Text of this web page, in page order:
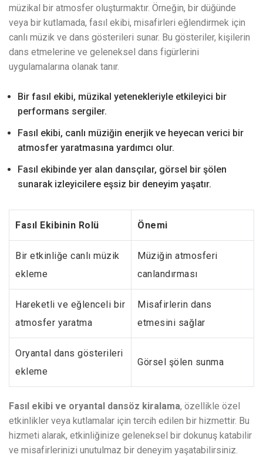
müzikal bir atmosfer oluşturmaktır. Örneğin, bir düğünde
veya bir kutlamada, fasıl ekibi, misafirleri eğlendirmek için
canlı müzik ve dans gösterileri sunar. Bu gösteriler, kişilerin
dans etmelerine ve geleneksel dans figürlerini
uygulamalarına olanak tanır.
Bir fasıl ekibi, müzikal yetenekleriyle etkileyici bir
performans sergiler.
Fasıl ekibi, canlı müziğin enerjik ve heyecan verici bir
atmosfer yaratmasına yardımcı olur.
Fasıl ekibinde yer alan dansçılar, görsel bir şölen
sunarak izleyicilere eşsiz bir deneyim yaşatır.
Fasıl Ekibinin Rolü Önemi
Bir etkinliğe canlı müzik
ekleme
Müziğin atmosferi
canlandırması
Hareketli ve eğlenceli bir
atmosfer yaratma
Misafirlerin dans
etmesini sağlar
Oryantal dans gösterileri
ekleme
Görsel şölen sunma
Fasıl ekibi ve oryantal dansöz kiralama, özellikle özel
etkinlikler veya kutlamalar için tercih edilen bir hizmettir. Bu
hizmeti alarak, etkinliğinize geleneksel bir dokunuş katabilir
ve misafirlerinizi unutulmaz bir deneyim yaşatabilirsiniz.